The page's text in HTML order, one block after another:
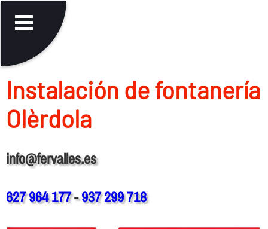
Instalación de fontanerí­a
Olèrdola
info@fervalles.es
627 964 177-937 299 718